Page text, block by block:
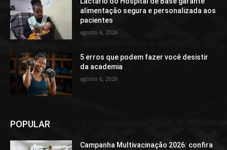
alimentação segura e personalizada aos
pacientes
agosto 6, 2026
5 erros que podem fazer você desistir
da academia
agosto 6, 2026
POPULAR
Campanha Multivacinação 2026: confira